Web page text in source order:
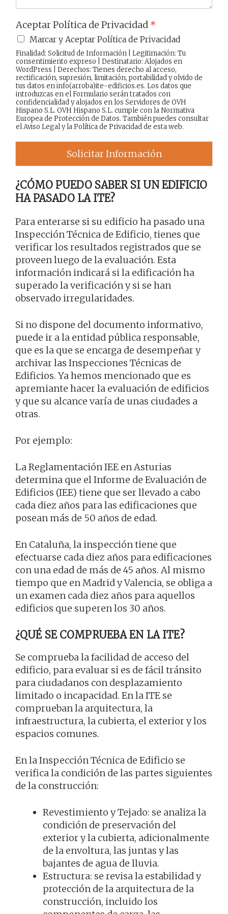
Aceptar Política de Privacidad *
Marcar y Aceptar Política de Privacidad
Finalidad: Solicitud de Información | Legitimación: Tu
consentimiento expreso | Destinatario: Alojados en
WordPress | Derechos: Tienes derecho al acceso,
rectificación, supresión, limitación, portabilidad y olvido de
tus datos en info(arroba)ite-edificios.es. Los datos que
introduzcas en el Formulario serán tratados con
confidencialidad y alojados en los Servidores de OVH
Hispano S.L. OVH Hispano S.L. cumple con la Normativa
Europea de Protección de Datos. También puedes consultar
elAviso Legaly laPolítica de Privacidadde esta web.
Solicitar Información
¿CÓMO PUEDO SABER SI UN EDIFICIO
HA PASADO LA ITE?
Para enterarse si su edificio ha pasado una
Inspección Técnica de Edificio, tienes que
verificar los resultados registrados que se
proveen luego de la evaluación. Esta
información indicará si la edificación ha
superado la verificación y si se han
observado irregularidades.
Si no dispone del documento informativo,
puede ir a la entidad pública responsable,
que es la que se encarga de desempeñar y
archivar las Inspecciones Técnicas de
Edificios. Ya hemos mencionado que es
apremiante hacer la evaluación de edificios
y que su alcance varía de unas ciudades a
otras.
Por ejemplo:
La Reglamentación IEE en Asturias
determina que el Informe de Evaluación de
Edificios (IEE) tiene que ser llevado a cabo
cada diez años para las edificaciones que
posean más de 50 años de edad.
En Cataluña, la inspección tiene que
efectuarse cada diez años para edificaciones
con una edad de más de 45 años. Al mismo
tiempo que en Madrid y Valencia, se obliga a
un examen cada diez años para aquellos
edificios que superen los 30 años.
¿QUÉ SE COMPRUEBA EN LA ITE?
Se comprueba la facilidad de acceso del
edificio, para evaluar si es de fácil tránsito
para ciudadanos con desplazamiento
limitado o incapacidad. En la ITE se
comprueban la arquitectura, la
infraestructura, la cubierta, el exterior y los
espacios comunes.
En la Inspección Técnica de Edificio se
verifica la condición de las partes siguientes
de la construcción:
Revestimiento y Tejado: se analiza la
condición de preservación del
exterior y la cubierta, adicionalmente
de la envoltura, las juntas y las
bajantes de agua de lluvia.
Estructura: se revisa la estabilidad y
protección de la arquitectura de la
construcción, incluido los